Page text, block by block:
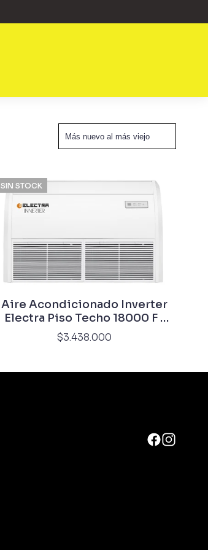
SIN STOCK
Aire Acondicionado Inverter
Electra Piso Techo 18000 F /
C
$3.438.000